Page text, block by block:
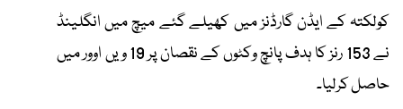
کولکتہ کے ایڈن گارڈنز میں کھیلے گئے میچ میں انگلینڈ
نے 153 رنز کا ہدف پانچ وکٹوں کے نقصان پر 19 ویں اوور میں
حاصل کرلیا۔